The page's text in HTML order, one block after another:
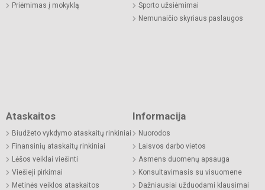
Priėmimas į mokyklą
Sporto užsiėmimai
Nemunaičio skyriaus paslaugos
Ataskaitos
Biudžeto vykdymo ataskaitų rinkiniai
Finansinių ataskaitų rinkiniai
Lėšos veiklai viešinti
Viešieji pirkimai
Metinės veiklos ataskaitos
Informacija
Nuorodos
Laisvos darbo vietos
Asmens duomenų apsauga
Konsultavimasis su visuomene
Dažniausiai užduodami klausimai